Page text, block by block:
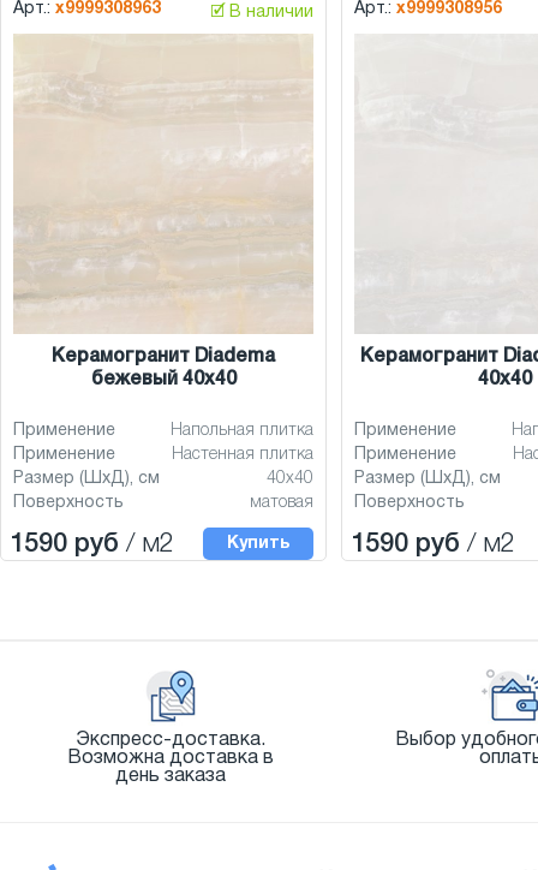
Арт.: х9999308963 🗹 В наличии
Керамогранит Diadema
бежевый 40x40
Применение
Напольная плитка
Применение
Настенная плитка
Размер (ШхД), см
40x40
Поверхность
матовая
1590 руб / м2 Купить
Арт.: х9999308956
Керамогранит
40x40
Применение
Применение
Размер (ШхД), см
Поверхность
1590 руб / м2
Экспресс-доставка.
Возможна доставка в
день заказа
Выбор